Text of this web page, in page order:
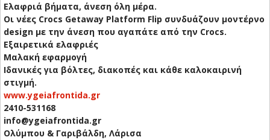
Ελαφριά βήματα, άνεση όλη μέρα.
Οι νέες Crocs Getaway Platform Flip συνδυάζουν μοντέρνο
design με την άνεση που αγαπάτε από την Crocs.
Εξαιρετικά ελαφριές
Μαλακή εφαρμογή
Ιδανικές για βόλτες, διακοπές και κάθε καλοκαιρινή
στιγμή.
www.ygeiafrontida.gr
2410-531168
info@ygeiafrontida.gr
Ολύμπου & Γαριβάλδη, Λάρισα